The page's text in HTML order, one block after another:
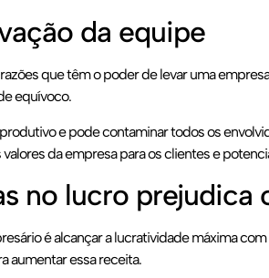
da equipe
que têm o poder de levar uma
equívoco.
e pode contaminar todos os
da empresa para os clientes e
no lucro prejudica
é alcançar a lucratividade máxima
aumentar essa receita.